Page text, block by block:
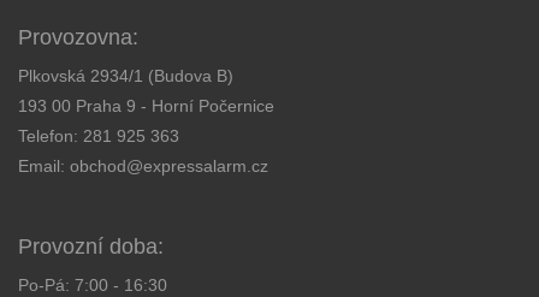
Provozovna:
Plkovská 2934/1 (Budova B)
193 00 Praha 9 - Horní Počernice
Telefon: 281 925 363
Email: obchod@expressalarm.cz
Provozní doba:
Po-Pá: 7:00 - 16:30